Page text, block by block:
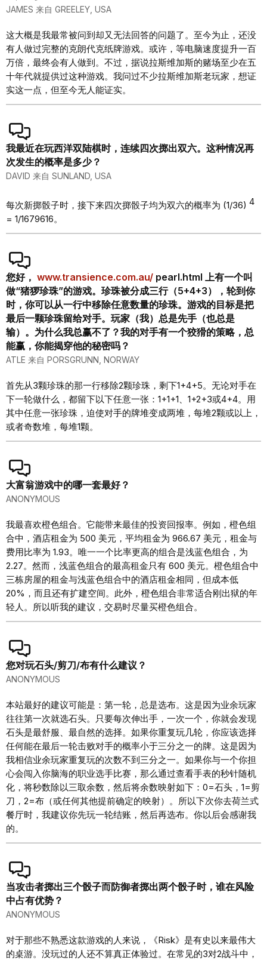
JAMES 来自 GREELEY, USA
这大概是我最常被问到却又无法回答的问题了。至今为止，还没
有人做过完整的克朗代克纸牌游戏。或许，等电脑速度提升一百
万倍，最终会有人做到。不过，据说拉斯维加斯的赌场至少在五
十年代就提供过这种游戏。我问过不少拉斯维加斯老玩家，想证
实这一点，但至今无人能证实。
我最近在玩西洋双陆棋时，连续四次掷出双六。这种情况再
次发生的概率是多少？
DAVID 来自 SUNLAND, USA
每次新掷骰子时，接下来四次掷骰子均为双六的概率为 (1/36) 4
= 1/1679616。
您好， www.transience.com.au/ pearl.html 上有一个叫
做“猪猡珍珠”的游戏。珍珠被分成三行（5+4+3），轮到你
时，你可以从一行中移除任意数量的珍珠。游戏的目标是把
最后一颗珍珠留给对手。玩家（我）总是先手（也总是
输）。为什么我总赢不了？我的对手有一个狡猾的策略，总
能赢，你能揭穿他的秘密吗？
ATLE 来自 PORSGRUNN, NORWAY
首先从3颗珍珠的那一行移除2颗珍珠，剩下1+4+5。无论对手在
下一轮做什么，都留下以下任意一张：1+1+1、1+2+3或4+4。用
其中任意一张珍珠，迫使对手的牌堆变成两堆，每堆2颗或以上，
或者奇数堆，每堆1颗。
大富翁游戏中的哪一套最好？
ANONYMOUS
我最喜欢橙色组合。它能带来最佳的投资回报率。例如，橙色组
合中，酒店租金为 500 美元，平均租金为 966.67 美元，租金与
费用比率为 1.93。唯一一个比率更高的组合是浅蓝色组合，为
2.27。然而，浅蓝色组合的最高租金只有 600 美元。橙色组合中
三栋房屋的租金与浅蓝色组合中的酒店租金相同，但成本低
20%，而且还有扩建空间。此外，橙色组合非常适合刚出狱的年
轻人。所以听我的建议，交易时尽量买橙色组合。
您对玩石头/剪刀/布有什么建议？
ANONYMOUS
本站最好的建议可能是：第一轮，总是选布。这是因为业余玩家
往往第一次就选石头。只要每次伸出手，一次一个，你就会发现
石头是最舒服、最自然的选择。如果你重复玩几轮，你应该选择
任何能在最后一轮击败对手的概率小于三分之一的牌。这是因为
我相信业余玩家重复玩的次数不到三分之一。如果你与一个你担
心会闯入你脑海的职业选手比赛，那么通过查看手表的秒针随机
化，将秒数除以三取余数，然后将余数映射如下：0=石头，1=剪
刀，2=布（或任何其他提前确定的映射）。所以下次你去荷兰式
餐厅时，我建议你先玩一轮结账，然后再选布。你以后会感谢我
的。
当攻击者掷出三个骰子而防御者掷出两个骰子时，谁在风险
中占有优势？
ANONYMOUS
对于那些不熟悉这款游戏的人来说，《Risk》是有史以来最伟大
的桌游。没玩过的人还不算真正体验过。在常见的3对2战斗中，